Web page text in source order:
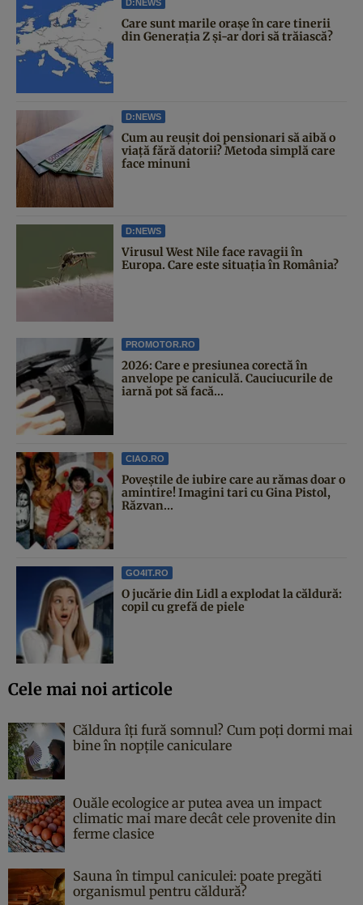
D:NEWS
Care sunt marile orașe în care tinerii
din Generația Z și-ar dori să trăiască?
D:NEWS
Cum au reușit doi pensionari să aibă o
viață fără datorii? Metoda simplă care
face minuni
D:NEWS
Virusul West Nile face ravagii în
Europa. Care este situația în România?
PROMOTOR.RO
2026: Care e presiunea corectă în
anvelope pe caniculă. Cauciucurile de
iarnă pot să facă...
CIAO.RO
Poveştile de iubire care au rămas doar o
amintire! Imagini tari cu Gina Pistol,
Răzvan...
GO4IT.RO
O jucărie din Lidl a explodat la căldură:
copil cu grefă de piele
Cele mai noi articole
Căldura îți fură somnul? Cum poți dormi mai
bine în nopțile caniculare
Ouăle ecologice ar putea avea un impact
climatic mai mare decât cele provenite din
ferme clasice
Sauna în timpul caniculei: poate pregăti
organismul pentru căldură?